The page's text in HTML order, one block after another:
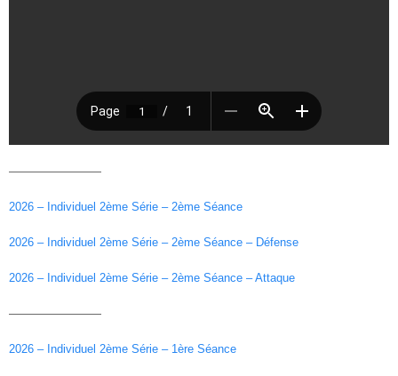
————————
2026 – Individuel 2ème Série – 2ème Séance
2026 – Individuel 2ème Série – 2ème Séance – Défense
2026 – Individuel 2ème Série – 2ème Séance – Attaque
————————
2026 – Individuel 2ème Série – 1ère Séance